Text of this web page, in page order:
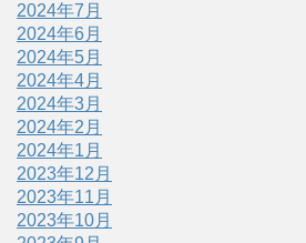
2024年7月
2024年6月
2024年5月
2024年4月
2024年3月
2024年2月
2024年1月
2023年12月
2023年11月
2023年10月